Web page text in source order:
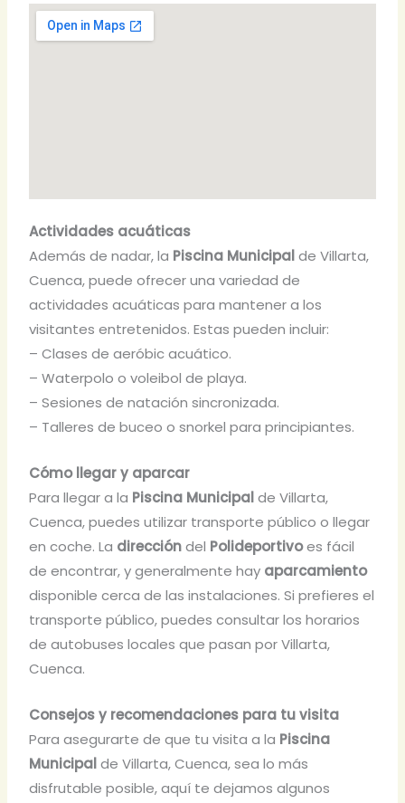
Actividades acuáticas
Además de nadar, la Piscina Municipalde Villarta,
Cuenca, puede ofrecer una variedad de
actividades acuáticas para mantener a los
visitantes entretenidos. Estas pueden incluir:
– Clases de aeróbic acuático.
– Waterpolo o voleibol de playa.
– Sesiones de natación sincronizada.
– Talleres de buceo o snorkel para principiantes.
Cómo llegar y aparcar
Para llegar a la Piscina Municipalde Villarta,
Cuenca, puedes utilizar transporte público o llegar
en coche. La direccióndel Polideportivoes fácil
de encontrar, y generalmente hay aparcamiento
disponible cerca de las instalaciones. Si prefieres el
transporte público, puedes consultar los horarios
de autobuses locales que pasan por Villarta,
Cuenca.
Consejos y recomendaciones para tu visita
Para asegurarte de que tu visita a la Piscina
Municipalde Villarta, Cuenca, sea lo más
disfrutable posible, aquí te dejamos algunos